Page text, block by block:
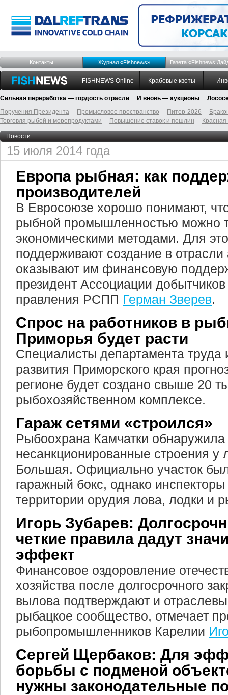
Контакты Журнал «Fishnews» Газета «Fishnews
FISHNEWS Online Крабовые квоты
Сильная переработка — гордость отрасли И вновь — аукционы
Поручения Президента
Промысловое пространство Питер-2026
Торговля рыбой и морепродуктами
Повышение ставок и пошлин
Новости
15 июля 2014 года
Европа рыбная: как
производителей
В Евросоюзе хорошо понимают,
рыбной промышленностью можно
экономическими методами. Для
поддерживают создание в
оказывают им финансовую
президент Ассоциации
правления РСПП Герман Зверев.
Спрос на работников в
Приморья будет расти
Специалисты департамента труда
развития Приморского края
регионе будет создано свыше 20
рыбохозяйственном комплексе.
Гараж сетями «строился»
Рыбоохрана Камчатки обнаружила
несанкционированные строения у
Большая. Официально участок
гаражный бокс, однако
территории орудия лова, лодки и
Игорь Зубарев:
четкие правила дадут
эффект
Финансовое оздоровление
хозяйства после долгосрочного
вылова подтверждают и
рыбацкое сообщество, отмечает
рыбопромышленников Карелии
Сергей Щербаков: Для
борьбы с подменой
нужны законодательные